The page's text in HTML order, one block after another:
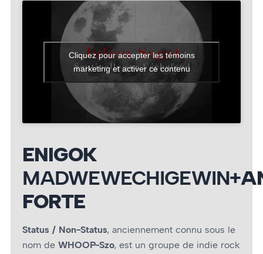
Cliquez pour accepter les témoins
marketing et activer ce contenu
ENIGOK
MADWEWECHIGEWIN+
FORTE
Status / Non-Status, anciennement connu sous le
nom de WHOOP-Szo, est un groupe de indie rock